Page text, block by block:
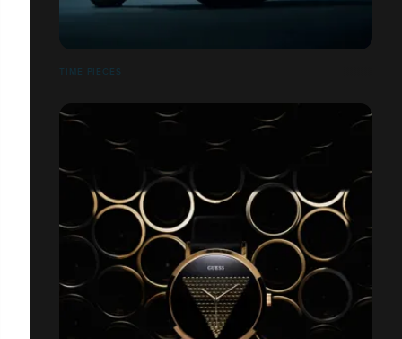
TIME PIECES